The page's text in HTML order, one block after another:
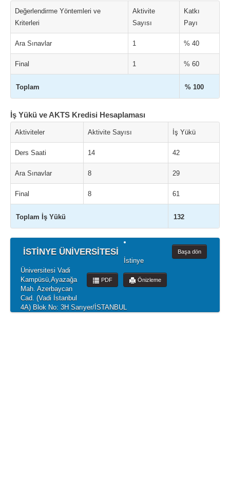
Değerlendirme Yöntemleri ve
Kriterleri
Aktivite
Sayısı
Katkı
Payı
Ara Sınavlar 1 % 40
Final 1 % 60
Toplam % 100
İş Yükü ve AKTS Kredisi Hesaplaması
Aktiviteler Aktivite Sayısı İş Yükü
Ders Saati 14 42
Ara Sınavlar 8 29
Final 8 61
Toplam İş Yükü 132
İSTİNYE ÜNİVERSİTESİ Başa dön
Önizleme
PDF
İstinye
Üniversitesi Vadi
Kampüsü,Ayazağa
Mah. Azerbaycan
Cad. (Vadi İstanbul
4A) Blok No: 3H Sarıyer/İSTANBUL